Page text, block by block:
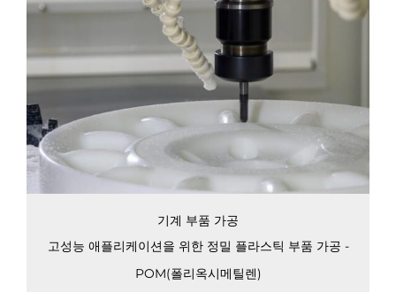
기계 부품 가공
고성능 애플리케이션을 위한 정밀 플라스틱 부품 가공 -
POM(폴리옥시메틸렌)